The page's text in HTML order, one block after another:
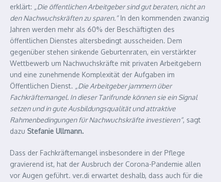
erklärt: „Die öffentlichen Arbeitgeber sind gut beraten, nicht an
den Nachwuchskräften zu sparen.“In den kommenden zwanzig
Jahren werden mehr als 60% der Beschäftigten des
öffentlichen Dienstes altersbedingt ausscheiden. Dem
gegenüber stehen sinkende Geburtenraten, ein verstärkter
Wettbewerb um Nachwuchskräfte mit privaten Arbeitgebern
und eine zunehmende Komplexität der Aufgaben im
Öffentlichen Dienst. „Die Arbeitgeber jammern über
Fachkräftemangel. In dieser Tarifrunde können sie ein Signal
setzen und in gute Ausbildungsqualität und attraktive
Rahmenbedingungen für Nachwuchskräfte investieren“, sagt
dazu Stefanie Ullmann.
Dass der Fachkräftemangel insbesondere in der Pflege
gravierend ist, hat der Ausbruch der Corona-Pandemie allen
vor Augen geführt. ver.di erwartet deshalb, dass auch für die